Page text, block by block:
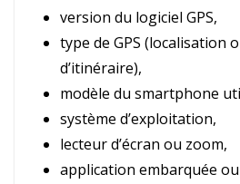
version du logiciel GPS,
type de GPS (localisation
d’itinéraire),
modèle du smartphone
système d’exploitation,
lecteur d’écran ou zoom,
application embarquée